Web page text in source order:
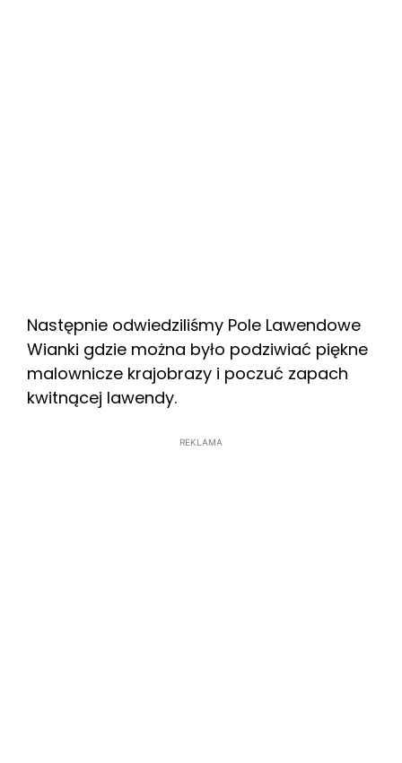
Następnie odwiedziliśmy Pole Lawendowe
Wianki gdzie można było podziwiać piękne
malownicze krajobrazy i poczuć zapach
kwitnącej lawendy.
REKLAMA